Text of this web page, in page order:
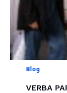
Blog
VERBA